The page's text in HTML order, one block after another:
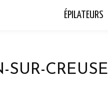
ÉPILATEURS
CREUSE